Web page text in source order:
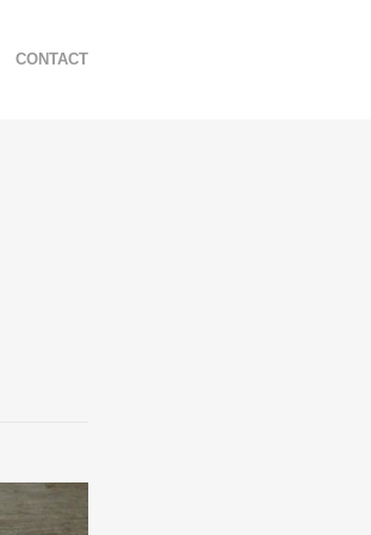
CONTACT